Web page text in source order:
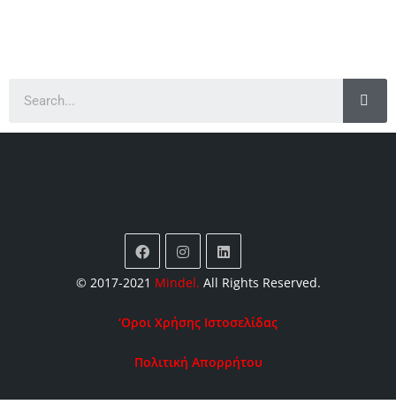
© 2017-2021 Mindel. All Rights Reserved.
‘Οροι Χρήσης Ιστοσελίδας
Πολιτική Απορρήτου